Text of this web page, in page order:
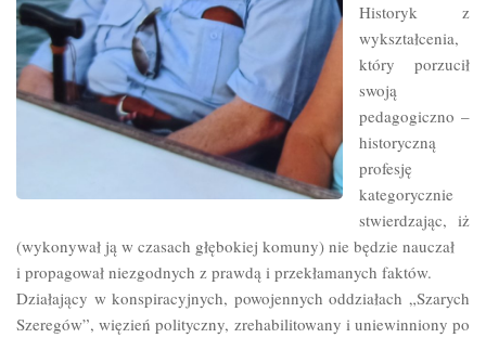
Historyk z
wykształcenia,
który porzucił
swoją
pedagogiczno –
historyczną
profesję
kategorycznie
stwierdzając, iż
(wykonywał ją w czasach głębokiej komuny) nie będzie nauczał
i propagował niezgodnych z prawdą i przekłamanych faktów.
Działający w konspiracyjnych, powojennych oddziałach „Szarych
Szeregów”, więzień polityczny, zrehabilitowany i uniewinniony po